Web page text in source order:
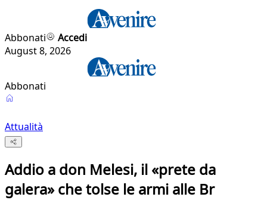
Abbonati
Accedi
August 8, 2026
Abbonati
Attualità
Addio a don Melesi, il «prete da
galera» che tolse le armi alle Br